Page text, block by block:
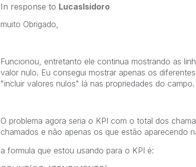
In response to LucasIsidoro
muito Obrigado,
Funcionou, entretanto ele continua mostrando as
valor nulo. Eu consegui mostrar apenas os
"incluir valores nulos" lá nas propriedades do campo.
O problema agora seria o KPI com o total dos
chamados e não apenas os que estão aparecendo
a formula que estou usando para o KPI é: